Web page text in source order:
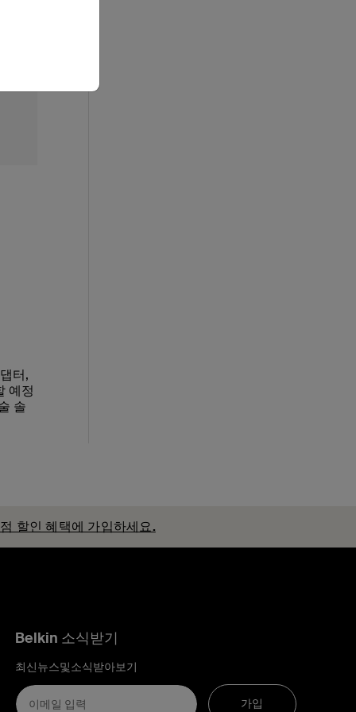
터,
예정
솔
할인 혜택에 가입하세요.
Belkin 소식받기
최신뉴스및소식받아보기
가입